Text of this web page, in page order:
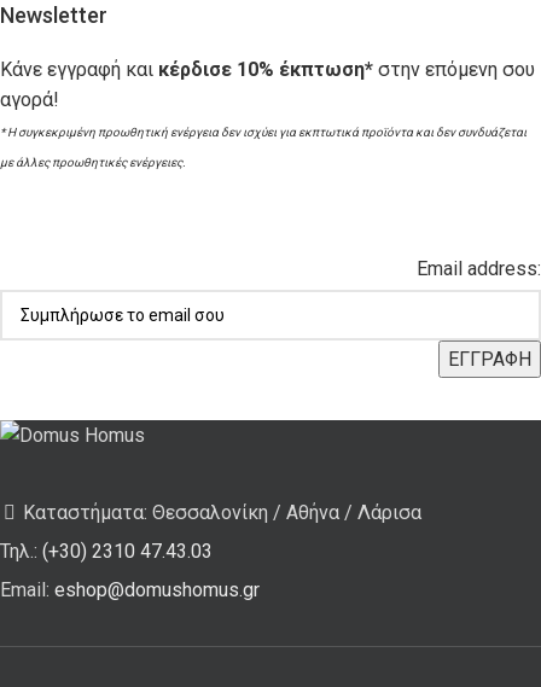
Newsletter
Κάνε εγγραφή και κέρδισε 10% έκπτωση* στην επόμενη σου
αγορά!
* Η συγκεκριμένη προωθητική ενέργεια δεν ισχύει για εκπτωτικά προϊόντα και δεν συνδυάζεται
με άλλες προωθητικές ενέργειες.
Email address:
Καταστήματα: Θεσσαλονίκη / Αθήνα / Λάρισα
Τηλ.: (+30) 2310 47.43.03
Email: eshop@domushomus.gr